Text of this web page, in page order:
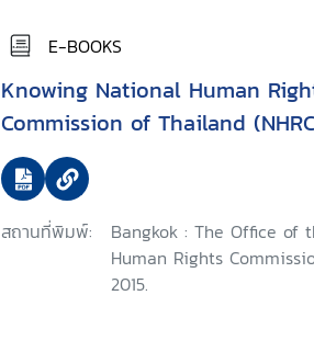
E-BOOKS
Knowing National Human
Commission of Thailand
สถานที่พิมพ์:
Bangkok : The Office of
Human Rights
2015.